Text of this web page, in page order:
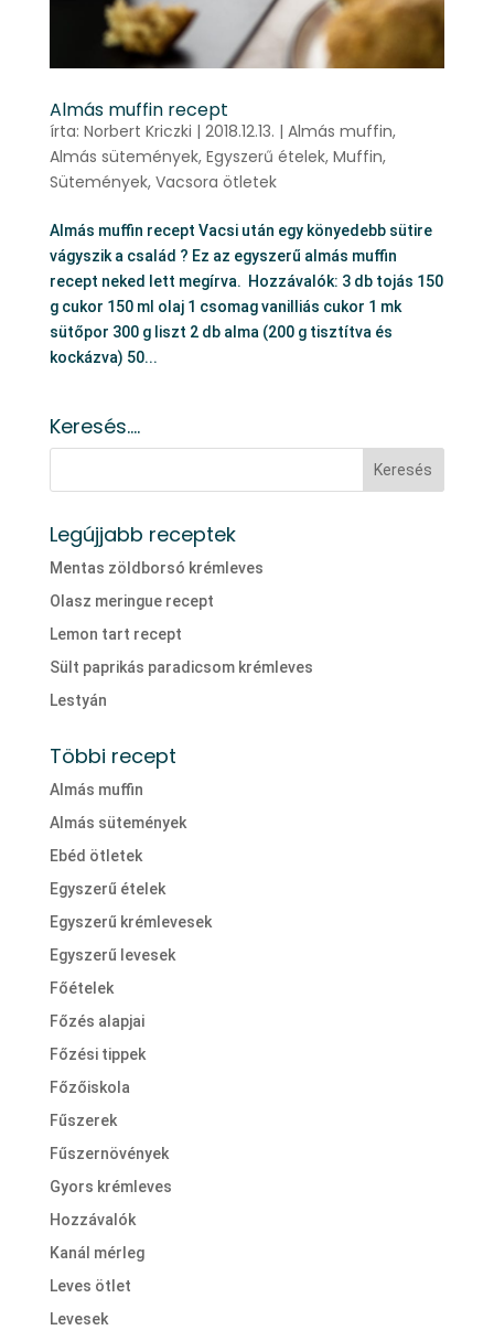
Almás muffin recept
írta: Norbert Kriczki | 2018.12.13. | Almás muffin,
Almás sütemények, Egyszerű ételek, Muffin,
Sütemények, Vacsora ötletek
Almás muffin recept Vacsi után egy könyedebb sütire
vágyszik a család ? Ez az egyszerű almás muffin
recept neked lett megírva. Hozzávalók: 3 db tojás 150
g cukor 150 ml olaj 1 csomag vanilliás cukor 1 mk
sütőpor 300 g liszt 2 db alma (200 g tisztítva és
kockázva) 50...
Keresés….
Legújjabb receptek
Mentas zöldborsó krémleves
Olasz meringue recept
Lemon tart recept
Sült paprikás paradicsom krémleves
Lestyán
Többi recept
Almás muffin
Almás sütemények
Ebéd ötletek
Egyszerű ételek
Egyszerű krémlevesek
Egyszerű levesek
Főételek
Főzés alapjai
Főzési tippek
Főzőiskola
Fűszerek
Fűszernövények
Gyors krémleves
Hozzávalók
Kanál mérleg
Leves ötlet
Levesek